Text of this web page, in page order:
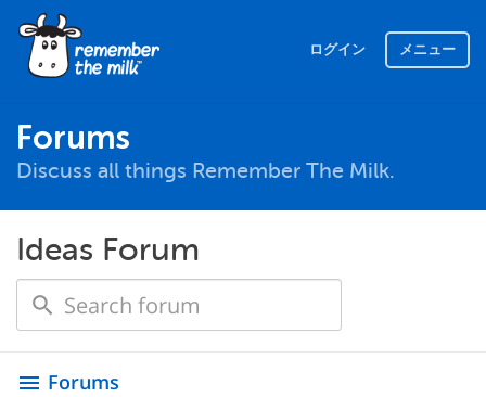
ログイン メニュー
Forums
Discuss all things Remember The Milk.
Ideas Forum
menu Forums